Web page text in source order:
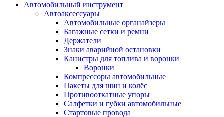
Автомобильный инструмент
Автоаксессуары
Автомобильные органайзеры
Багажные сетки и ремни
Держатели
Знаки аварийной остановки
Канистры для топлива и воронки
Воронки
Компрессоры автомобильные
Пакеты для шин и колёс
Противооткатные упоры
Салфетки и губки автомобильные
Стартовые провода